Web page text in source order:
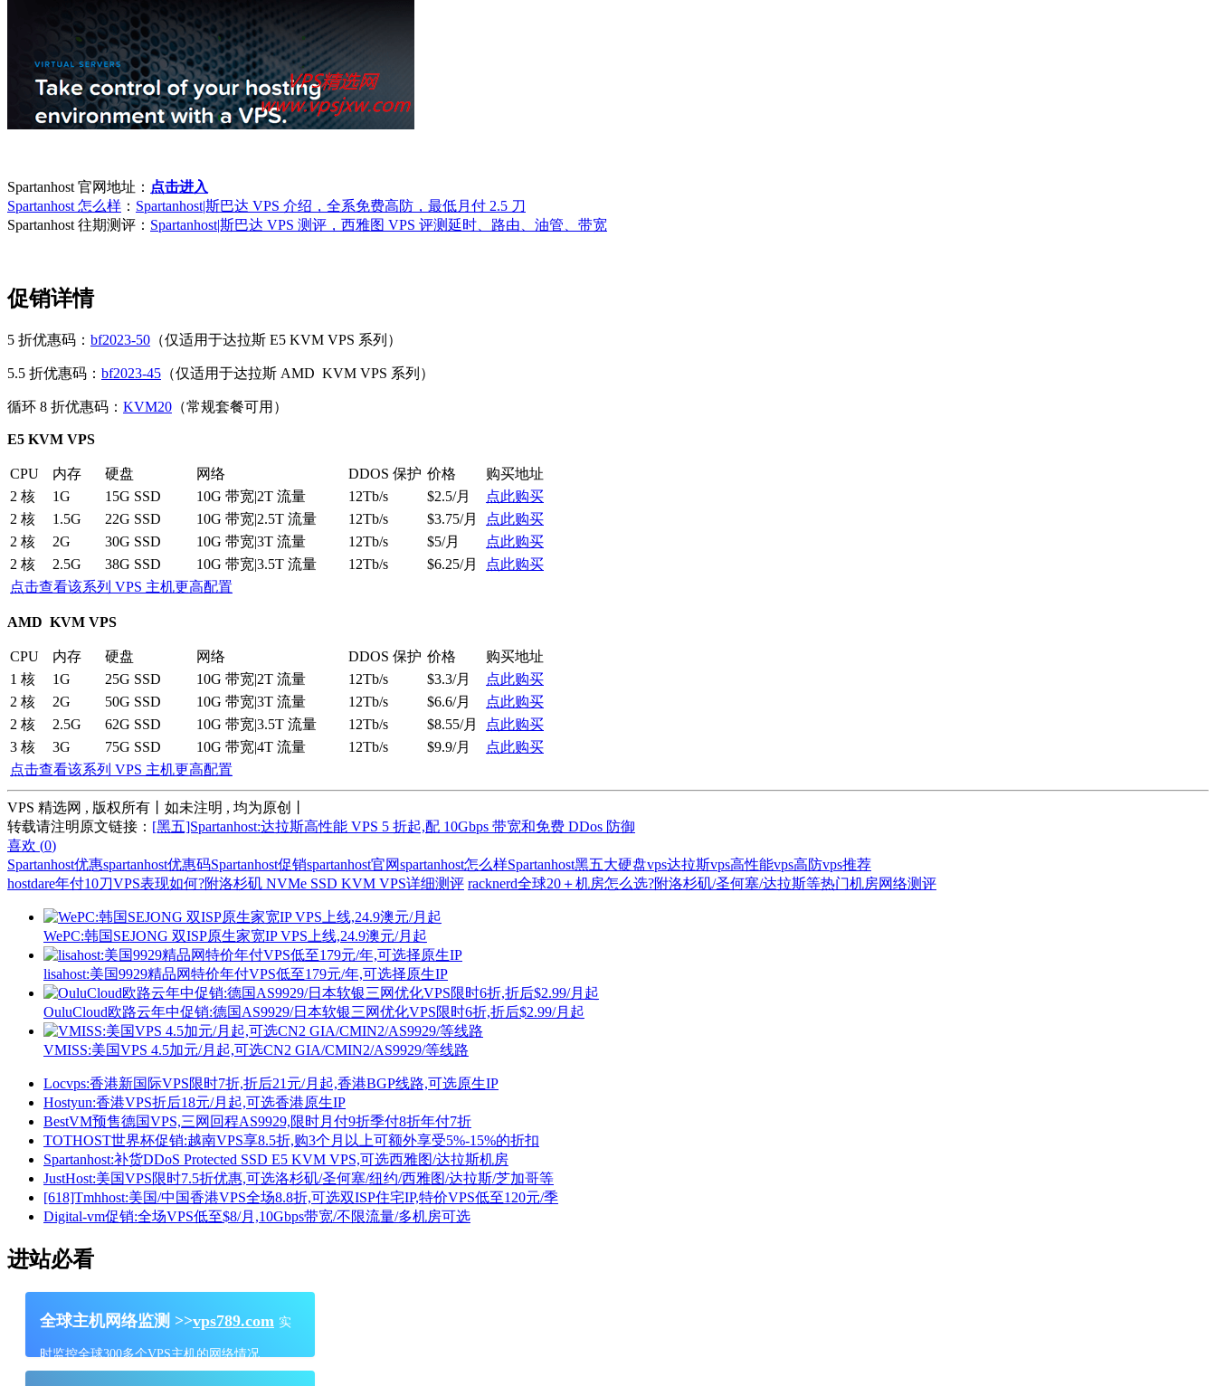
Spartanhost 官网地址： 点击进入
Spartanhost 怎么样 ： Spartanhost|斯巴达 VPS 介绍，全系免费高防，最低月付 2.5 刀
Spartanhost 往期测评： Spartanhost|斯巴达 VPS 测评，西雅图 VPS 评测延时、路由、油管、带宽
促销详情
5 折优惠码： bf2023-50 （仅适用于达拉斯 E5 KVM VPS 系列）
5.5 折优惠码： bf2023-45 （仅适用于达拉斯 AMD KVM VPS 系列）
循环 8 折优惠码： KVM20 （常规套餐可用）
E5 KVM VPS
CPU 内存 硬盘 网络 DDOS 保护 价格
购买地址
2 核
1G 15G SSD 10G 带宽|2T 流量 12Tb/s $2.5/月
点此购买
2 核
1.5G 22G SSD 10G 带宽|2.5T 流量 12Tb/s $3.75/月
点此购买
2 核
2G 30G SSD 10G 带宽|3T 流量 12Tb/s $5/月
点此购买
2 核
2.5G 38G SSD 10G 带宽|3.5T 流量 12Tb/s $6.25/月
点此购买
点击查看该系列 VPS 主机更高配置
AMD KVM VPS
CPU 内存 硬盘 网络 DDOS 保护 价格
购买地址
1 核
1G 25G SSD 10G 带宽|2T 流量 12Tb/s $3.3/月
点此购买
2 核
2G 50G SSD 10G 带宽|3T 流量 12Tb/s $6.6/月
点此购买
2 核
2.5G 62G SSD 10G 带宽|3.5T 流量 12Tb/s $8.55/月
点此购买
3 核
3G 75G SSD 10G 带宽|4T 流量 12Tb/s $9.9/月
点此购买
点击查看该系列 VPS 主机更高配置
VPS 精选网 , 版权所有丨如未注明 , 均为原创丨
转载请注明原文链接： [黑五]Spartanhost:达拉斯高性能 VPS 5 折起,配 10Gbps 带宽和免费 DDos 防御
喜欢 (0)
Spartanhost优惠spartanhost优惠码Spartanhost促销spartanhost官网spartanhost怎么样Spartanhost黑五大硬盘vps达拉斯vps高性能vps高防vps推荐
hostdare年付10刀VPS表现如何?附洛杉矶 NVMe SSD KVM VPS详细测评 racknerd全球20＋机房怎么选?附洛杉矶/圣何塞/达拉斯等热门机房网络测评
WePC:韩国SEJONG 双ISP原生家宽IP VPS上线,24.9澳元/月起
lisahost:美国9929精品网特价年付VPS低至179元/年,可选择原生IP
OuluCloud欧路云年中促销:德国AS9929/日本软银三网优化VPS限时6折,折后$2.99/月起
VMISS:美国VPS 4.5加元/月起,可选CN2 GIA/CMIN2/AS9929/等线路
Locvps:香港新国际VPS限时7折,折后21元/月起,香港BGP线路,可选原生IP
Hostyun:香港VPS折后18元/月起,可选香港原生IP
BestVM预售德国VPS,三网回程AS9929,限时月付9折季付8折年付7折
TOTHOST世界杯促销:越南VPS享8.5折,购3个月以上可额外享受5%-15%的折扣
Spartanhost:补货DDoS Protected SSD E5 KVM VPS,可选西雅图/达拉斯机房
JustHost:美国VPS限时7.5折优惠,可选洛杉矶/圣何塞/纽约/西雅图/达拉斯/芝加哥等
[618]Tmhhost:美国/中国香港VPS全场8.8折,可选双ISP住宅IP,特价VPS低至120元/季
Digital-vm促销:全场VPS低至$8/月,10Gbps带宽/不限流量/多机房可选
进站必看
全球主机网络监测 >>vps789.com 实
时监控全球300多个VPS主机的网络情况